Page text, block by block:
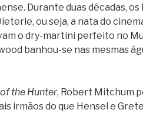
Durante duas déca­das, os
ou seja, a nata do
o dry-martini per­feito no
banhou-se nas mes­mas
the Hun­ter, Robert Mit­chum
irmãos do que Hen­sel e